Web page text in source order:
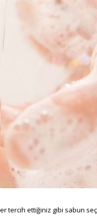
ettiğiniz gibi sabun